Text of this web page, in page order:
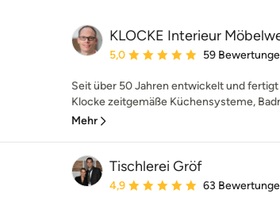
KLOCKE Interieur
Durchschnittliche Bewertung: 5
5,0 59
Seit über 50 Jahren entwickelt und
Klocke zeitgemäße Küchensysteme,
Mehr
Tischlerei Gröf
Durchschnittliche Bewertung: 4.9
4,9 63